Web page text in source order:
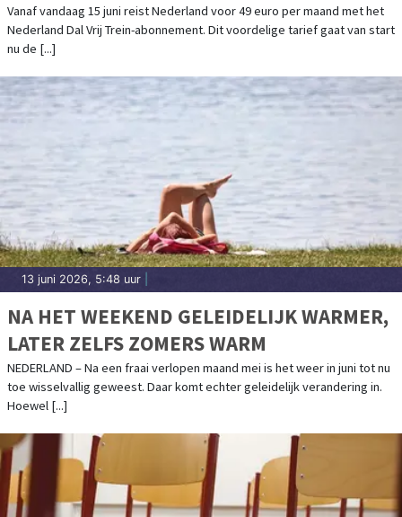
Vanaf vandaag 15 juni reist Nederland voor 49 euro per maand met het
Nederland Dal Vrij Trein-abonnement. Dit voordelige tarief gaat van start
nu de [...]
13 juni 2026, 5:48 uur
NA HET WEEKEND GELEIDELIJK WARMER,
LATER ZELFS ZOMERS WARM
NEDERLAND – Na een fraai verlopen maand mei is het weer in juni tot nu
toe wisselvallig geweest. Daar komt echter geleidelijk verandering in.
Hoewel [...]